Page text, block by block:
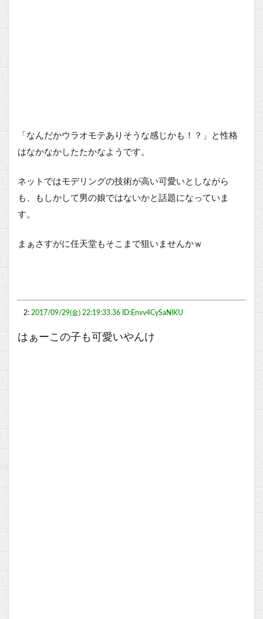
「なんだかウラオモテありそうな感じかも！？」と性格
はなかなかしたたかなようです。
ネットではモデリングの技術が高い可愛いとしながら
も、もしかして男の娘ではないかと話題になっていま
す。
まぁさすがに任天堂もそこまで狙いませんかｗ
2: 2017/09/29(金) 22:19:33.36 ID:Envv4CySaNIKU
はぁーこの子も可愛いやんけ